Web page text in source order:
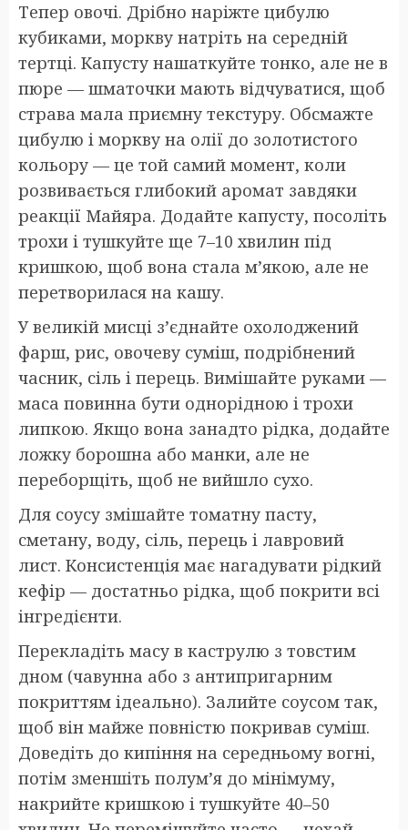
Тепер овочі. Дрібно наріжте цибулю
кубиками, моркву натріть на середній
тертці. Капусту нашаткуйте тонко, але не в
пюре — шматочки мають відчуватися, щоб
страва мала приємну текстуру. Обсмажте
цибулю і моркву на олії до золотистого
кольору — це той самий момент, коли
розвивається глибокий аромат завдяки
реакції Майяра. Додайте капусту, посоліть
трохи і тушкуйте ще 7–10 хвилин під
кришкою, щоб вона стала м’якою, але не
перетворилася на кашу.
У великій мисці з’єднайте охолоджений
фарш, рис, овочеву суміш, подрібнений
часник, сіль і перець. Вимішайте руками —
маса повинна бути однорідною і трохи
липкою. Якщо вона занадто рідка, додайте
ложку борошна або манки, але не
переборщіть, щоб не вийшло сухо.
Для соусу змішайте томатну пасту,
сметану, воду, сіль, перець і лавровий
лист. Консистенція має нагадувати рідкий
кефір — достатньо рідка, щоб покрити всі
інгредієнти.
Перекладіть масу в каструлю з товстим
дном (чавунна або з антипригарним
покриттям ідеально). Залийте соусом так,
щоб він майже повністю покривав суміш.
Доведіть до кипіння на середньому вогні,
потім зменшіть полум’я до мінімуму,
накрийте кришкою і тушкуйте 40–50